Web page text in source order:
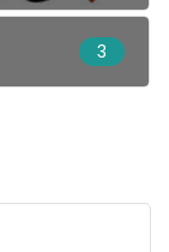
3